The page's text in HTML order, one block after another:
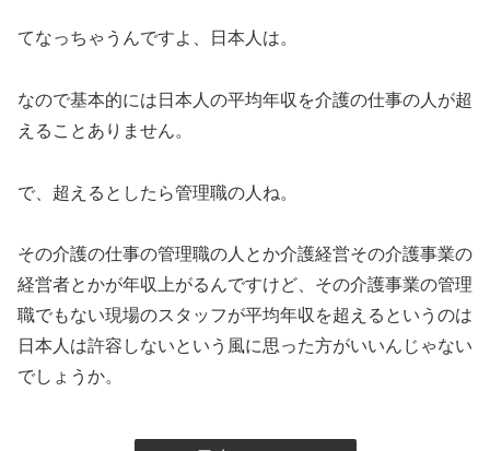
てなっちゃうんですよ、日本人は。
なので基本的には日本人の平均年収を介護の仕事の人が超
えることありません。
で、超えるとしたら管理職の人ね。
その介護の仕事の管理職の人とか介護経営その介護事業の
経営者とかが年収上がるんですけど、その介護事業の管理
職でもない現場のスタッフが平均年収を超えるというのは
日本人は許容しないという風に思った方がいいんじゃない
でしょうか。